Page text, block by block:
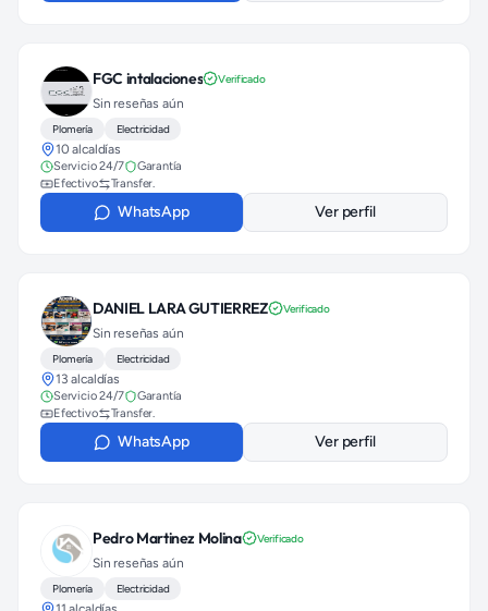
FGC intalaciones Verificado
Sin reseñas aún
Plomería Electricidad
10 alcaldías
Servicio 24/7
Garantía
Efectivo
Transfer.
WhatsApp Ver perfil
DANIEL LARA GUTIERREZ Verificado
Sin reseñas aún
Plomería Electricidad
13 alcaldías
Servicio 24/7
Garantía
Efectivo
Transfer.
WhatsApp Ver perfil
Pedro Martinez Molina Verificado
Sin reseñas aún
Plomería Electricidad